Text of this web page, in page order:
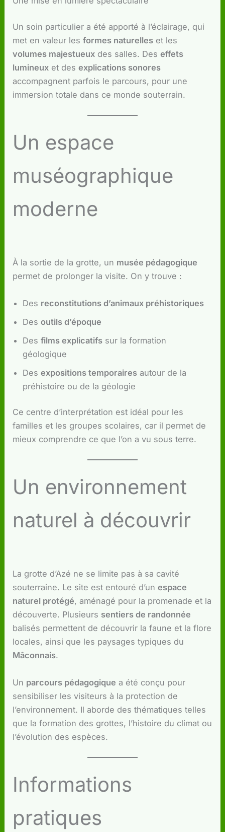
Un soin particulier a été apporté à l’éclairage, qui
met en valeur lesformes naturelles et les
volumes majestueux des salles. Deseffets
lumineux et desexplications sonores
accompagnent parfois le parcours, pour une
immersion totale dans ce monde souterrain.
Un espace
muséographique
moderne
À la sortie de la grotte, un musée pédagogique
permet de prolonger la visite. On y trouve :
Des reconstitutions d’animaux préhistoriques
Desoutils d’époque
Desfilms explicatifs sur la formation
géologique
Desexpositions temporaires autour de la
préhistoire ou de la géologie
Ce centre d’interprétation est idéal pour les
familles et les groupes scolaires, car il permet de
mieux comprendre ce que l’on a vu sous terre.
Un environnement
naturel à découvrir
La grotte d’Azé ne se limite pas à sa cavité
souterraine. Le site est entouré d’unespace
naturel protégé, aménagé pour la promenade et la
découverte. Plusieurs sentiers de randonnée
balisés permettent de découvrir la faune et la flore
locales, ainsi que les paysages typiques du
Mâconnais.
Un parcours pédagogique a été conçu pour
sensibiliser les visiteurs à la protection de
l’environnement. Il aborde des thématiques telles
que la formation des grottes, l’histoire du climat ou
l’évolution des espèces.
Informations
pratiques